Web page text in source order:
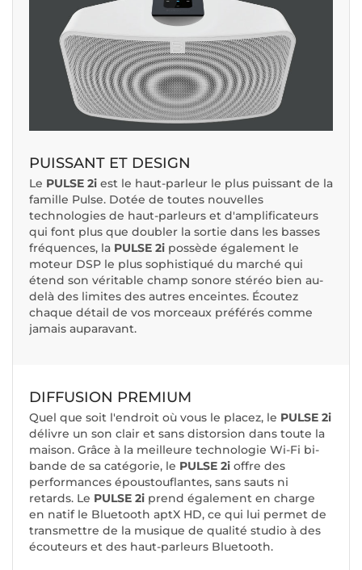
PUISSANT ET DESIGN
Le PULSE 2i est le haut-parleur le plus puissant de la
famille Pulse. Dotée de toutes nouvelles
technologies de haut-parleurs et d'amplificateurs
qui font plus que doubler la sortie dans les basses
fréquences, la PULSE 2i possède également le
moteur DSP le plus sophistiqué du marché qui
étend son véritable champ sonore stéréo bien au-
delà des limites des autres enceintes. Écoutez
chaque détail de vos morceaux préférés comme
jamais auparavant.
DIFFUSION PREMIUM
Quel que soit l'endroit où vous le placez, le PULSE 2i
délivre un son clair et sans distorsion dans toute la
maison. Grâce à la meilleure technologie Wi-Fi bi-
bande de sa catégorie, le PULSE 2i offre des
performances époustouflantes, sans sauts ni
retards. Le PULSE 2i prend également en charge
en natif le Bluetooth aptX HD, ce qui lui permet de
transmettre de la musique de qualité studio à des
écouteurs et des haut-parleurs Bluetooth.